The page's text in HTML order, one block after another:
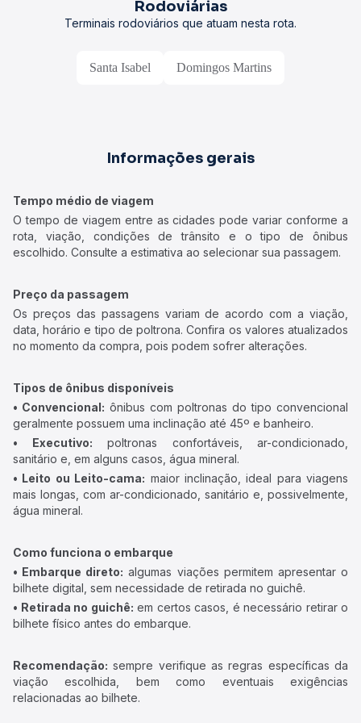
Rodoviárias
Terminais rodoviários que atuam nesta rota.
Santa Isabel Domingos Martins
Informações gerais
Tempo médio de viagem
O tempo de viagem entre as cidades pode variar conforme a
rota, viação, condições de trânsito e o tipo de ônibus
escolhido. Consulte a estimativa ao selecionar sua passagem.
Preço da passagem
Os preços das passagens variam de acordo com a viação,
data, horário e tipo de poltrona. Confira os valores atualizados
no momento da compra, pois podem sofrer alterações.
Tipos de ônibus disponíveis
• Convencional: ônibus com poltronas do tipo convencional
geralmente possuem uma inclinação até 45º e banheiro.
• Executivo: poltronas confortáveis, ar-condicionado,
sanitário e, em alguns casos, água mineral.
• Leito ou Leito-cama: maior inclinação, ideal para viagens
mais longas, com ar-condicionado, sanitário e, possivelmente,
água mineral.
Como funciona o embarque
• Embarque direto: algumas viações permitem apresentar o
bilhete digital, sem necessidade de retirada no guichê.
• Retirada no guichê: em certos casos, é necessário retirar o
bilhete físico antes do embarque.
Recomendação: sempre verifique as regras específicas da
viação escolhida, bem como eventuais exigências
relacionadas ao bilhete.